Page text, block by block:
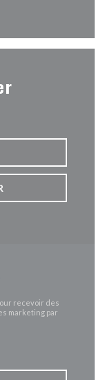
une
((ouvre une
recevoir des
marketing par